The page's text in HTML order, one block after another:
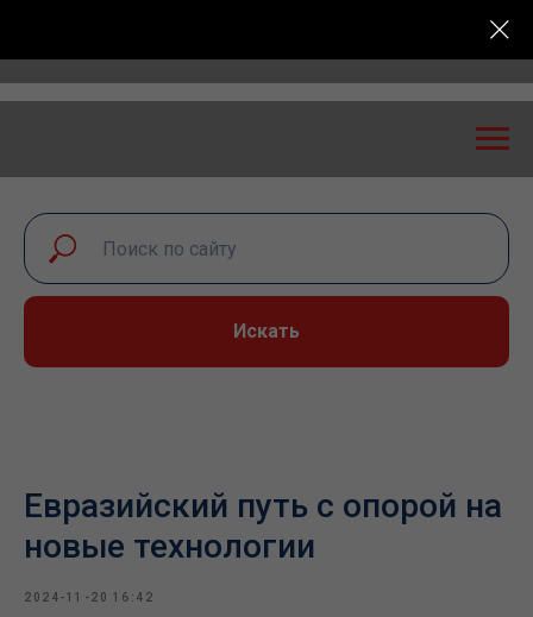
диалог – 2026» пройдет в Самаре 24-
Искать
Евразийский путь с опорой на
новые технологии
2024-11-20 16:42